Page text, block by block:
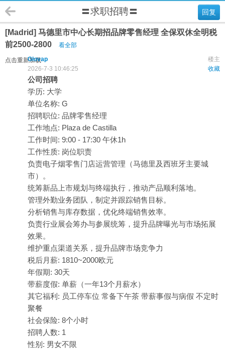
回复
〓求职招聘〓
[Madrid] 马德里市中心长期招品牌零售经理 全保双休全明税
前2500-2800
看全部
点击重新加载 楼主
Glovap
收藏
2026-7-3 10:46:25
公司招聘
学历: 大学
单位名称: G
招聘职位: 品牌零售经理
工作地点: Plaza de Castilla
工作时间: 9:00 - 17:30 午休1h
工作性质: 岗位职责
负责电子烟零售门店运营管理（马德里及西班牙主要城
市）。
统筹新品上市规划与终端执行，推动产品顺利落地。
管理外勤业务团队，制定并跟踪销售目标。
分析销售与库存数据，优化终端销售效率。
负责行业展会筹办与参展统筹，提升品牌曝光与市场拓展
效果。
维护重点渠道关系，提升品牌市场竞争力
税后月薪: 1810~2000欧元
年假期: 30天
带薪度假: 单薪（一年13个月薪水）
其它福利: 员工停车位 常备下午茶 带薪事假与病假 不定时
聚餐
社会保险: 8个小时
招聘人数: 1
性别: 男女不限